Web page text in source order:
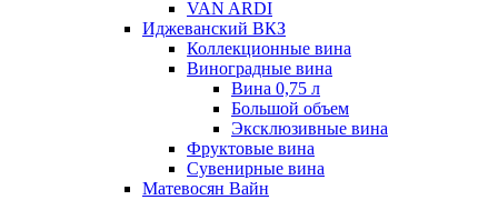
VAN ARDI
Иджеванский ВКЗ
Коллекционные вина
Виноградные вина
Вина 0,75 л
Большой объем
Эксклюзивные вина
Фруктовые вина
Cувенирные вина
Матевосян Вайн